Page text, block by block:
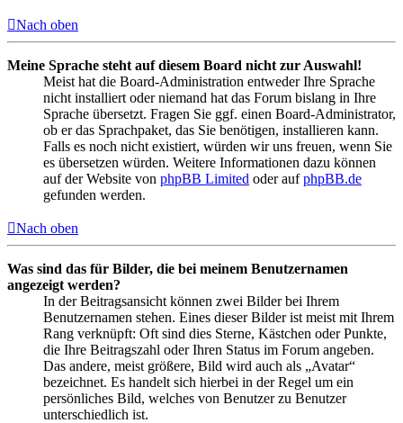
Nach oben
Meine Sprache steht auf diesem Board nicht zur Auswahl!
Meist hat die Board-Administration entweder Ihre Sprache
nicht installiert oder niemand hat das Forum bislang in Ihre
Sprache übersetzt. Fragen Sie ggf. einen Board-Administrator,
ob er das Sprachpaket, das Sie benötigen, installieren kann.
Falls es noch nicht existiert, würden wir uns freuen, wenn Sie
es übersetzen würden. Weitere Informationen dazu können
auf der Website von phpBB Limited oder aufphpBB.de
gefunden werden.
Nach oben
Was sind das für Bilder, die bei meinem Benutzernamen
angezeigt werden?
In der Beitragsansicht können zwei Bilder bei Ihrem
Benutzernamen stehen. Eines dieser Bilder ist meist mit Ihrem
Rang verknüpft: Oft sind dies Sterne, Kästchen oder Punkte,
die Ihre Beitragszahl oder Ihren Status im Forum angeben.
Das andere, meist größere, Bild wird auch als „Avatar“
bezeichnet. Es handelt sich hierbei in der Regel um ein
persönliches Bild, welches von Benutzer zu Benutzer
unterschiedlich ist.